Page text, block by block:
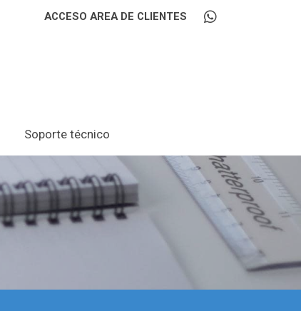
ACCESO AREA DE CLIENTES
Soporte técnico